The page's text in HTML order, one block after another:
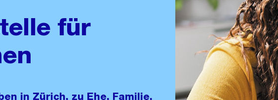
für
in Zürich, zu Ehe, Familie,